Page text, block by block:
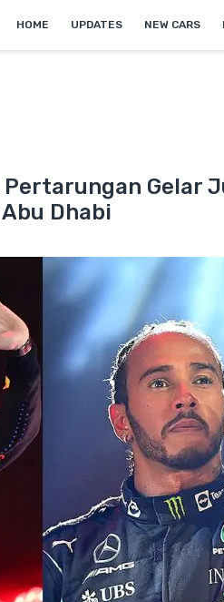
HOME UPDATES NEW CARS
Pertarungan Gelar
Dhabi